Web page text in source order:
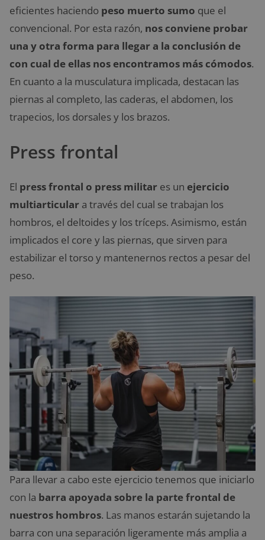
eficientes haciendo peso muerto sumo que el
convencional. Por esta razón, nos conviene probar
una y otra forma para llegar a la conclusión de
con cual de ellas nos encontramos más cómodos.
En cuanto a la musculatura implicada, destacan las
piernas al completo, las caderas, el abdomen, los
trapecios, los dorsales y los brazos.
Press frontal
El press frontal o press militar es un ejercicio
multiarticular a través del cual se trabajan los
hombros, el deltoides y los tríceps. Asimismo, están
implicados el core y las piernas, que sirven para
estabilizar el torso y mantenernos rectos a pesar del
peso.
Para llevar a cabo este ejercicio tenemos que iniciarlo
con la barra apoyada sobre la parte frontal de
nuestros hombros. Las manos estarán sujetando la
barra con una separación ligeramente más amplia a